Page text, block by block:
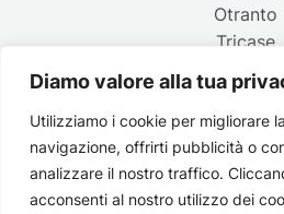
Diamo valore alla tua
Utilizziamo i cookie per migliorare
navigazione, offrirti pubblicità o
analizzare il nostro traffico.
acconsenti al nostro utilizzo dei
Otranto
Tricase
Copyright © 2026 Belpaese |
Salento - P.IVA 4637850753 -